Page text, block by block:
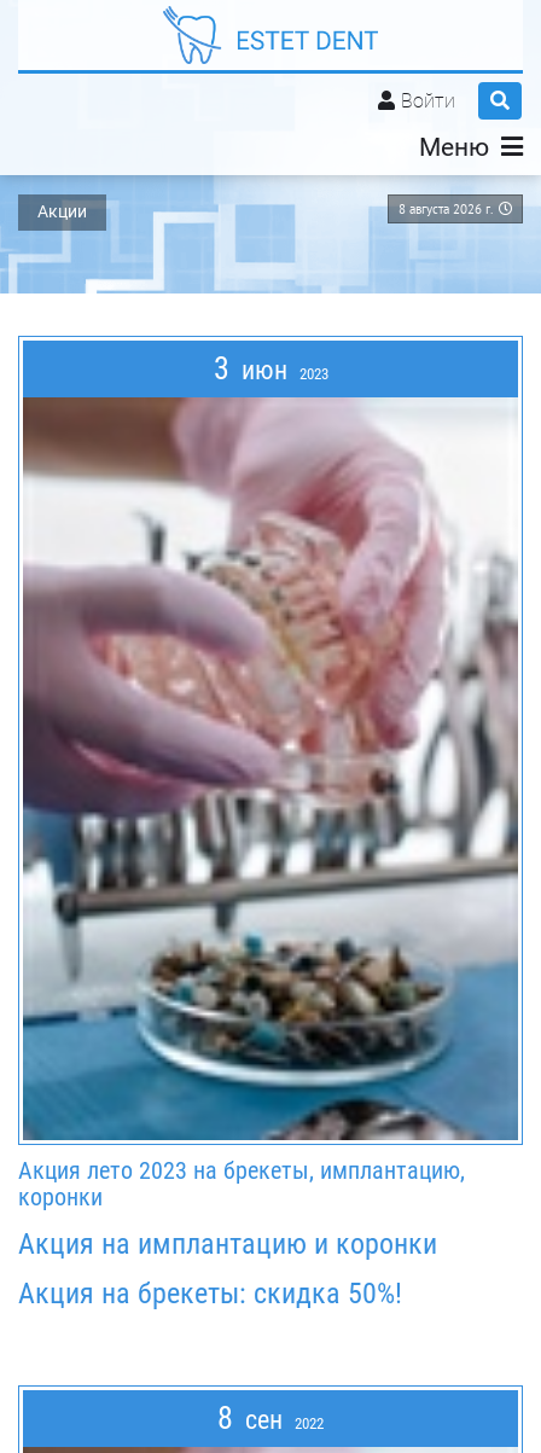
Войти
Меню
8 августа 2026 г.
Акции
3 июн 2023
Акция лето 2023 на брекеты, имплантацию,
коронки
Акция на имплантацию и коронки
Акция на брекеты: скидка 50%!
8 сен 2022